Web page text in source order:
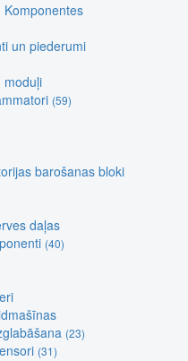
un piederumi
moduļi
(59)
barošanas bloki
daļas
(40)
(23)
(31)